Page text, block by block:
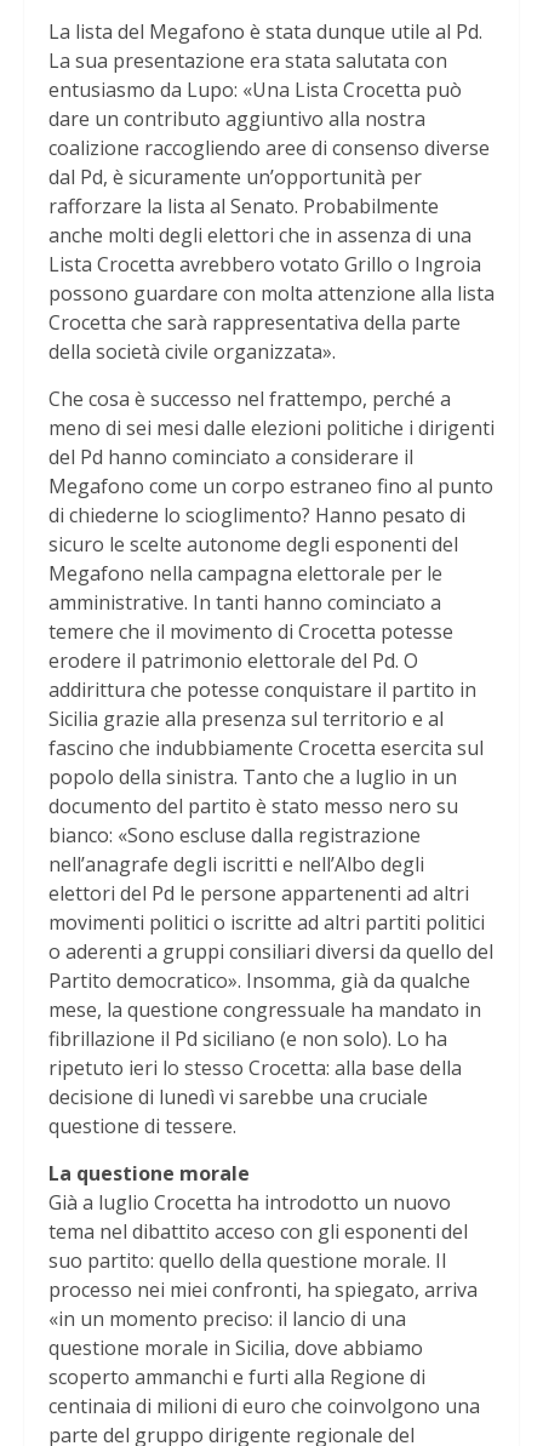
La lista del Megafono è stata dunque utile al Pd.
La sua presentazione era stata salutata con
entusiasmo da Lupo: «Una Lista Crocetta può
dare un contributo aggiuntivo alla nostra
coalizione raccogliendo aree di consenso diverse
dal Pd, è sicuramente un’opportunità per
rafforzare la lista al Senato. Probabilmente
anche molti degli elettori che in assenza di una
Lista Crocetta avrebbero votato Grillo o Ingroia
possono guardare con molta attenzione alla lista
Crocetta che sarà rappresentativa della parte
della società civile organizzata».
Che cosa è successo nel frattempo, perché a
meno di sei mesi dalle elezioni politiche i dirigenti
del Pd hanno cominciato a considerare il
Megafono come un corpo estraneo fino al punto
di chiederne lo scioglimento? Hanno pesato di
sicuro le scelte autonome degli esponenti del
Megafono nella campagna elettorale per le
amministrative. In tanti hanno cominciato a
temere che il movimento di Crocetta potesse
erodere il patrimonio elettorale del Pd. O
addirittura che potesse conquistare il partito in
Sicilia grazie alla presenza sul territorio e al
fascino che indubbiamente Crocetta esercita sul
popolo della sinistra. Tanto che a luglio in un
documento del partito è stato messo nero su
bianco: «Sono escluse dalla registrazione
nell’anagrafe degli iscritti e nell’Albo degli
elettori del Pd le persone appartenenti ad altri
movimenti politici o iscritte ad altri partiti politici
o aderenti a gruppi consiliari diversi da quello del
Partito democratico». Insomma, già da qualche
mese, la questione congressuale ha mandato in
fibrillazione il Pd siciliano (e non solo). Lo ha
ripetuto ieri lo stesso Crocetta: alla base della
decisione di lunedì vi sarebbe una cruciale
questione di tessere.
La questione morale
Già a luglio Crocetta ha introdotto un nuovo
tema nel dibattito acceso con gli esponenti del
suo partito: quello della questione morale. Il
processo nei miei confronti, ha spiegato, arriva
«in un momento preciso: il lancio di una
questione morale in Sicilia, dove abbiamo
scoperto ammanchi e furti alla Regione di
centinaia di milioni di euro che coinvolgono una
parte del gruppo dirigente regionale del